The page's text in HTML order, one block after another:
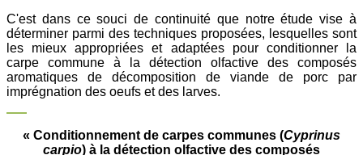
C'est dans ce souci de continuité que notre étude vise à
déterminer parmi des techniques proposées, lesquelles sont
les mieux appropriées et adaptées pour conditionner la
carpe commune à la détection olfactive des composés
aromatiques de décomposition de viande de porc par
imprégnation des oeufs et des larves.
« Conditionnement de carpes communes (Cyprinus
carpio) à la détection olfactive des composés